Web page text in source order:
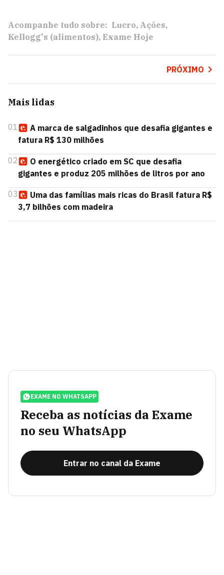
Acompanhe tudo sobre: Lucro Ações
Kellogg's (alimentos) Exame Hoje
PRÓXIMO
Mais lidas
01
A marca de salgadinhos que desafia gigantes e
fatura R$ 130 milhões
02
O energético criado em SC que desafia
gigantes e produz 205 milhões de litros por ano
03
Uma das famílias mais ricas do Brasil fatura R$
3,7 bilhões com madeira
EXAME NO WHATSAPP
Receba as notícias da Exame
no seu WhatsApp
Entrar no canal da Exame